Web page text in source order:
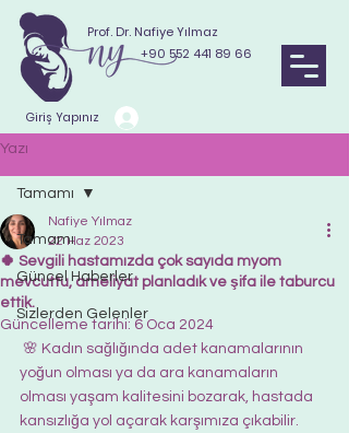
Prof. Dr. Nafiye Yılmaz
+90 552 441 89 66
Giriş Yapınız
Yazı
Tamamı
Güncel Haberler
Sizlerden Gelenler
Tamamı
🍀 Sevgili hastamızda çok sayıda myom
mevcuttu, ameliyat planladık ve şifa ile taburcu
ettik.
Nafiye Yılmaz
22 Haz 2023
Güncelleme tarihi: 6 Oca 2024
yoğun olması ya da ara kanamaların
olması yaşam kalitesini bozarak, hastada
kansızlığa yol açarak karşımıza çıkabilir.